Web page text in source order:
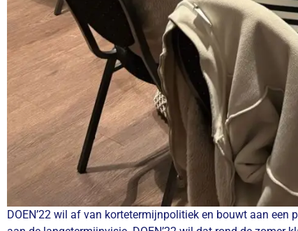
DOEN’22 wil af van kortetermijnpolitiek en bouwt aan